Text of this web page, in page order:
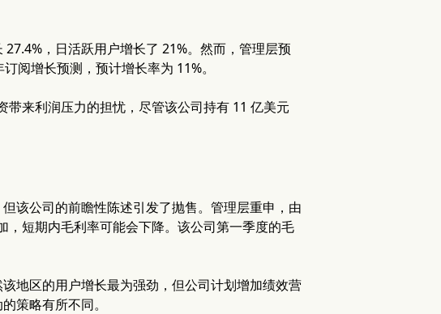
，日活跃用户增长了 21%。然而，管理层预
阅增长预测，预计增长率为 11%。
来利润压力的担忧，尽管该公司持有 11 亿美元
该公司的前瞻性陈述引发了抛售。管理层重申，由
短期内毛利率可能会下降。该公司第一季度的毛
地区的用户增长最为强劲，但公司计划增加绩效营
策略有所不同。